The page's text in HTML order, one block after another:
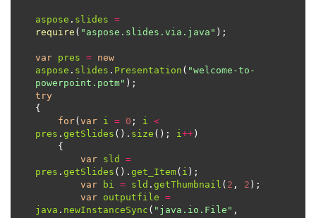
aspose . slides =
require ( "aspose.slides.via.java"
var pres = new
aspose . slides . Presentation ( "welcome-to-
powerpoint.potm"
try
for( var i = 0 ; i <
pres . getSlides (). size (); i++
var sld
=
pres . getSlides (). get_Item( i
var
bi = sld . getThumbnail ( 2 , 2
var outputfile =
java . newInstanceSync ( "java.io.File"